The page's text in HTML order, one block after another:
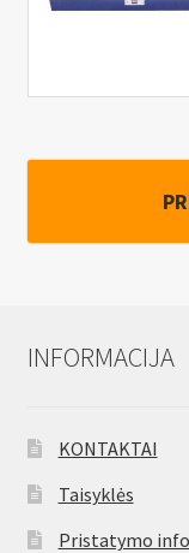
INFORMACIJA
KONTAKTAI
Taisyklės
Pristatymo